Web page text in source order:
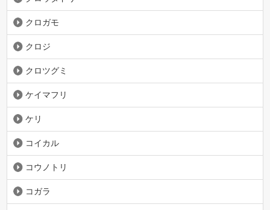
クロガモ
クロジ
クロツグミ
ケイマフリ
ケリ
コイカル
コウノトリ
コガラ